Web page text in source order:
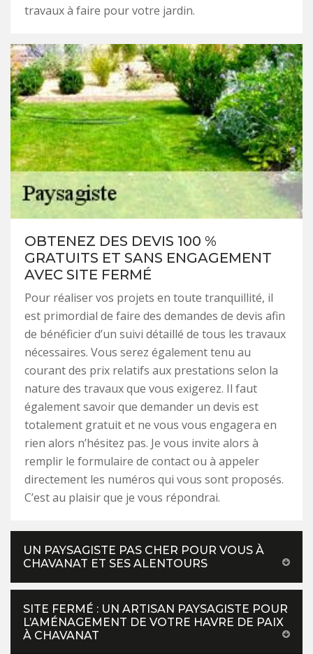
travaux à faire pour votre jardin.
OBTENEZ DES DEVIS 100 %
GRATUITS ET SANS ENGAGEMENT
AVEC SITE FERMÉ
Pour réaliser vos projets en toute tranquillité, il
est primordial de faire des demandes de devis afin
de bénéficier d’un suivi détaillé de tous les travaux
nécessaires. Vous serez également tenu au
courant des prix relatifs aux prestations selon la
nature des travaux que vous exigerez. Il faut
également savoir que demander un devis est
totalement gratuit et ne vous vous engagera en
rien alors n’hésitez pas. Je vous invite alors à
remplir le formulaire de contact ou à appeler
directement les numéros qui vous sont proposés.
C’est au plaisir que je vous répondrai.
UN PAYSAGISTE PAS CHER POUR VOUS À
CHAVANAT ET SES ALENTOURS
SITE FERMÉ : UN ARTISAN PAYSAGISTE POUR
L’AMÉNAGEMENT DE VOTRE HAVRE DE PAIX
À CHAVANAT